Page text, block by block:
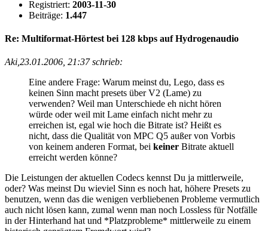
Registriert: 2003-11-30
Beiträge: 1.447
Re: Multiformat-Hörtest bei 128 kbps auf Hydrogenaudio
Aki,23.01.2006, 21:37 schrieb:
Eine andere Frage: Warum meinst du, Lego, dass es
keinen Sinn macht presets über V2 (Lame) zu
verwenden? Weil man Unterschiede eh nicht hören
würde oder weil mit Lame einfach nicht mehr zu
erreichen ist, egal wie hoch die Bitrate ist? Heißt es
nicht, dass die Qualität von MPC Q5 außer von Vorbis
von keinem anderen Format, bei keiner Bitrate aktuell
erreicht werden könne?
Die Leistungen der aktuellen Codecs kennst Du ja mittlerweile,
oder? Was meinst Du wieviel Sinn es noch hat, höhere Presets zu
benutzen, wenn das die wenigen verbliebenen Probleme vermutlich
auch nicht lösen kann, zumal wenn man noch Lossless für Notfälle
in der Hinterhand hat und *Platzprobleme* mittlerweile zu einem